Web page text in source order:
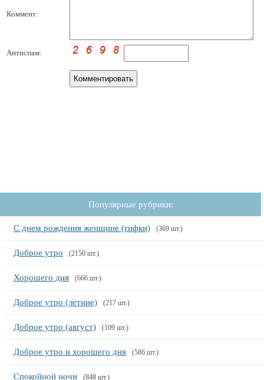
Коммент:
Антиспам:
Популярные рубрики:
С днем рождения женщине (гифки) (369 шт.)
Доброе утро (2150 шт.)
Хорошего дня (666 шт.)
Доброе утро (летние) (217 шт.)
Доброе утро (август) (109 шт.)
Доброе утро и хорошего дня (586 шт.)
Спокойной ночи (848 шт.)